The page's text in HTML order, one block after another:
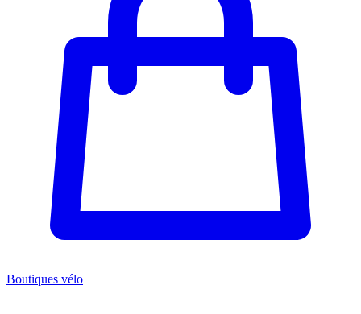
Boutiques vélo